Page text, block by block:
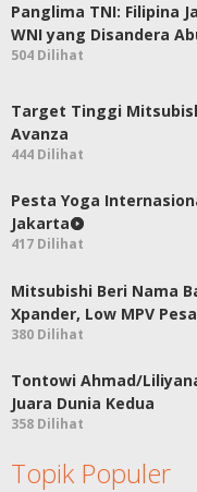
Panglima TNI: Filipina
WNI yang Disandera
504 Dilihat
Target Tinggi
Avanza
444 Dilihat
Pesta Yoga
Jakarta
417 Dilihat
Mitsubishi Beri Nama
Xpander, Low MPV
380 Dilihat
Tontowi Ahmad/
Juara Dunia Kedua
358 Dilihat
Topik Populer